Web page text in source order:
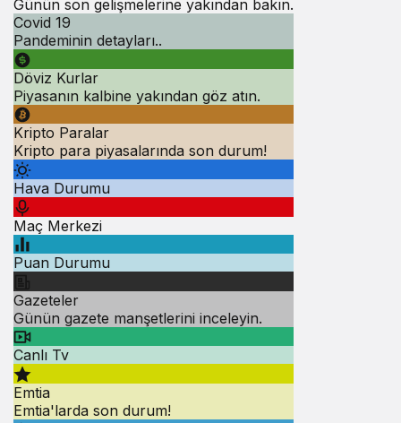
Günün son gelişmelerine yakından bakın.
Covid 19
Pandeminin detayları..
Döviz Kurlar
Piyasanın kalbine yakından göz atın.
Kripto Paralar
Kripto para piyasalarında son durum!
Hava Durumu
Maç Merkezi
Puan Durumu
Gazeteler
Günün gazete manşetlerini inceleyin.
Canlı Tv
Emtia
Emtia'larda son durum!